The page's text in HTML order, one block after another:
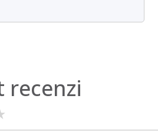
recenzi